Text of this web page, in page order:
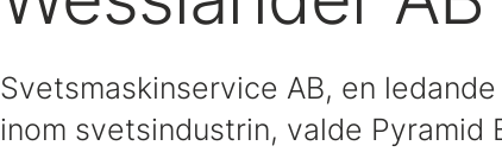
Svetsmaskinservice AB, en
inom svetsindustrin, valde Pyramid